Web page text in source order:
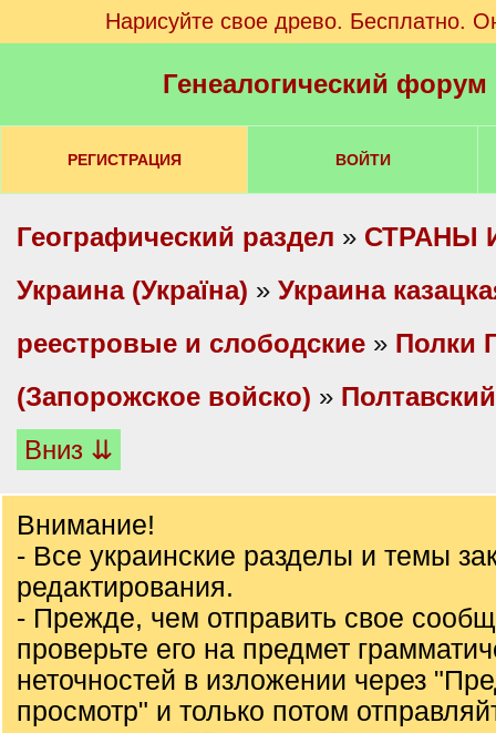
Нарисуйте свое древо. Бесплатно.
Генеалогический
РЕГИСТРАЦИЯ ВОЙТИ
Географический раздел » СТРАНЫ
Украина (Україна) » Украина
реестровые и слободские » Полки
(Запорожское войско) »
Вниз ⇊
Внимание!
- Все украинские разделы и темы
редактирования.
- Прежде, чем отправить свое
проверьте его на предмет
неточностей в изложении через
просмотр" и только потом